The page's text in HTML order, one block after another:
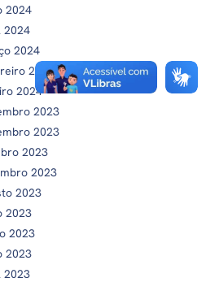
2024
2024
2024
2024
2024
2023
2023
2023
2023
2023
2023
2023
2023
2023